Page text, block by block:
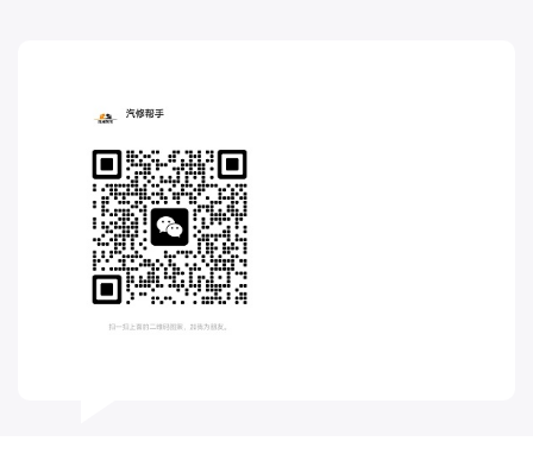
长安-跨越
D
DS
DS
DS-进口
东南